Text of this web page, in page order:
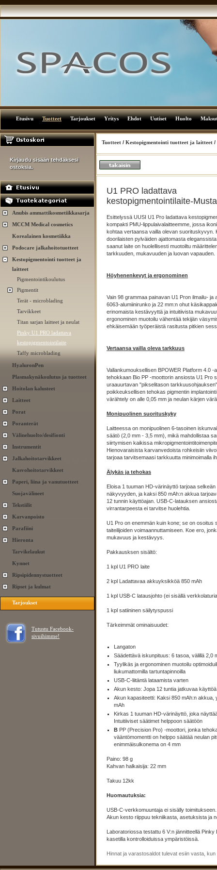
Etusivu Tuotteet Tarjoukset Yritys Ehdot Uutiset Huolto
Kirjaudu sisään tehdäksesi
ostoksia.
Anubis ammattikosmetiikkasarja
MCCM Medical cosmetics
Korealainen kosmetiikka
Podocare jalkahoitotuotteet
Kestopigmentointi tuotteet ja
laitteet
Pigmentointikoulutus
Pigmentit
Terät - microblading
Tarvikkeet
Titan sarjan laitteet ja neulat
Pinky U1 PRO ladattava
kestopigmentointilaite
Taffy microblading
HyaluronPen
Plasmakynäkoulutus ja tuotteet
Hoitolan kalusteet
Laitteet
Porat
Poranterät
Välinehuolto/desifionti
Instrumentit
Jalkahoitotarvikkeet
Kasvohoitotarvikkeet
Paperi, liina ja vanutuotteet
Suojavälineet
Tekstiilit
Karvanpoisto
Parafiini
Hieronta
Tarvikelaukut
Kynnet
Ripsipidennystuotteet
Ripset ja kulmat
Tarjoukset
Tutustu Facebook-
sivuihimme!
Tuotteet / Kestopigmentointi tuotteet ja laitteet /
U1 PRO ladattava
kestopigmentointilaite-Musta
Esittelyssä UUSI U1 Pro ladattava
kompakti PMU-lippulaivalaitteemme, jossa
kohtaa vertaansa vailla olevan suorituskyvyn.
doorilaisten pylväiden ajattomasta
saanut laite on huolellisesti muotoiltu
tarkkuuden, mukavuuden ja luovan vapauden.
Höyhenenkevyt ja ergonominen
Vain 98 grammaa painavan U1 Pron ilmailu- ja
6063-alumiinirunko ja 22 mm:n ohut
erinomaista kestävyyttä ja intuitiivista
ergonominen muotoilu vähentää tekijän
ehkäisemään työperäistä rasitusta pitkien
Vertaansa vailla oleva tarkkuus
Vallankumouksellisen BPOWER Platform 4.0 -
tehokkaan Bio PP -moottorin ansiosta U1 Pro
uraauurtavan "pikselitason
poikkeuksellisen tehokas pigmentin
värähtely on alle 0,05 mm ja neulan kärjen
Monipuolinen suorituskyky
Laitteessa on monipuolinen 6-tasoinen
säätö (2,0 mm - 3,5 mm), mikä mahdollistaa
siirtymisen kaikissa
Hienovaraisista karvanvedoista rohkeisiin
tarjoaa tarvitsemaasi tarkkuutta minimoimalla
Älykäs ja tehokas
Eloisa 1 tuuman HD-värinäyttö tarjoaa selkeän
näkyvyyden, ja kaksi 850 mAh:n akkua
12 tunnin käyttöajan. USB-C-latauksen
virrantarpeesta ei tarvitse huolehtia.
U1 Pro on enemmän kuin kone; se on osoitus
taiteilijoiden voimaannuttamiseen. Koe ero,
mukavuus ja kestävyys.
Pakkausksen sisältö:
1 kpl U1 PRO laite
2 kpl Ladattavaa akkuyksikköä 850 mAh
1 kpl USB-C latausjohto (ei sisällä
1 kpl satiininen säilytyspussi
Tärkeimmät ominaisuudet:
Langaton
Säädettävä iskunpituus: 6 tasoa, välillä 2,0
Tyylikäs ja ergonominen muotoilu
liukumattomilla tartuntapinnoilla
USB-C-liitäntä lataamista varten
Akun kesto: Jopa 12 tuntia jatkuvaa käyttöä
Akun kapasiteetti: Kaksi 850 mAh:n akkua,
mAh
Kirkas 1 tuuman HD-värinäyttö, joka
Intuitiiviset säätimet helppoon säätöön
B PP (Precision Pro) -moottori, jonka
vääntömomentti on helppo säätää neulan
enimmäisulkonema on 4 mm
Paino: 98 g
Kahvan halkaisija: 22 mm
Takuu 12kk
Huomautuksia:
USB-C-verkkomuuntaja ei sisälly toimitukseen.
Akun kesto riippuu tekniikasta, asetuksista ja
Laboratoriossa testattu 6 V:n jännitteellä Pinky
kasetilla kontrolloiduissa ympäristöissä.
Hinnat ja varastosaldot tulevat esiin vasta,